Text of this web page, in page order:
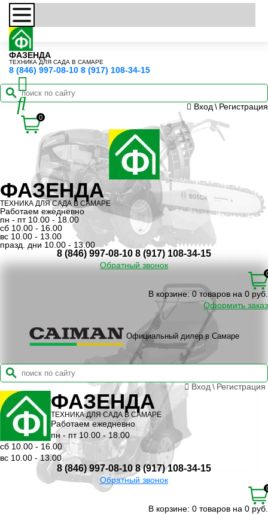
ФАЗЕНДА
ТЕХНИКА ДЛЯ САДА В САМАРЕ
8 (846) 997-08-10 8 (917) 108-34-15
0
Вход \ Регистрация
ФАЗЕНДА
ТЕХНИКА ДЛЯ САДА В САМАРЕ
Работаем ежедневно
пн - пт 10.00 - 18.00
сб 10.00 - 16.00
вс 10.00 - 13.00
празд. дни 10.00 - 13.00
8 (846) 997-08-10 8 (917) 108-34-15
Обратный звонок
В корзине: 0 товаров на 0 руб.
Оформить заказ
Официальный дилер в Самаре
Вход \ Регистрация
ФАЗЕНДА
ТЕХНИКА ДЛЯ САДА В САМАРЕ
Работаем ежедневно
пн - пт 10.00 - 18.00
сб 10.00 - 16.00
вс 10.00 - 13.00
8 (846) 997-08-10 8 (917) 108-34-15
Обратный звонок
В корзине: 0 товаров на 0 руб.